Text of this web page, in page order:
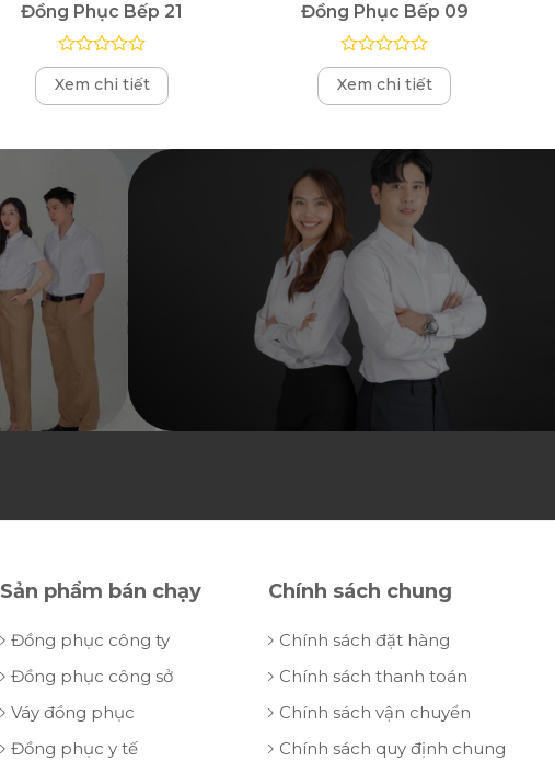
Đồng Phục Bếp 21
Được
xếp
hạng
Xem chi tiết
Đồng Phục Bếp 09
Được
xếp
hạng
Xem chi tiết
Sản phẩm bán chạy
Đồng phục công ty
Đồng phục công sở
Váy đồng phục
Đồng phục y tế
Chính sách chung
Chính sách đặt hàng
Chính sách thanh toán
Chính sách vận chuyển
Chính sách quy định chung